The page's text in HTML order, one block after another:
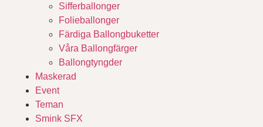
Sifferballonger
Folieballonger
Färdiga Ballongbuketter
Våra Ballongfärger
Ballongtyngder
Maskerad
Event
Teman
Smink SFX